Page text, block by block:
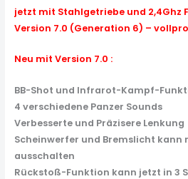
jetzt mit Stahlgetriebe und 2,4Ghz
Version 7.0 (Generation 6) –
Neu mit Version 7.0 :
BB-Shot und Infrarot-Kampf-
4 verschiedene Panzer Sounds
Verbesserte und Präzisere Lenkung
Scheinwerfer und Bremslicht kann
ausschalten
Rückstoß-Funktion kann jetzt in 3